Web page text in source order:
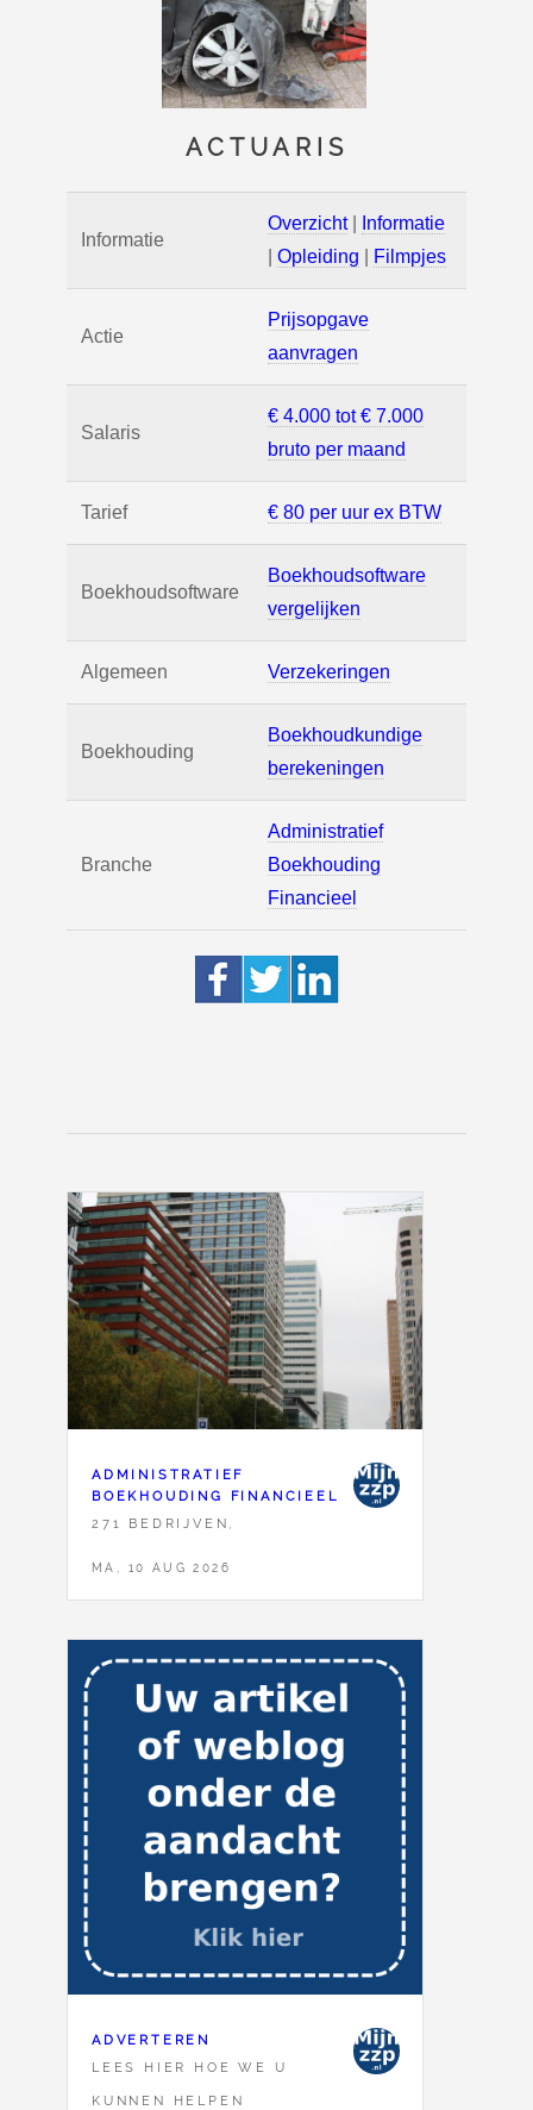
ACTUARIS
Informatie
Overzicht|
Informatie
Opleiding Filmpjes
Actie
Prijsopgave
aanvragen
Salaris
€ 4.000 tot € 7.000
bruto per maand
Tarief € 80 per uur ex BTW
Boekhoudsoftware
Boekhoudsoftware
vergelijken
Algemeen Verzekeringen
Boekhouding
Boekhoudkundige
berekeningen
Branche
Administratief
Boekhouding
Financieel
ADMINISTRATIEF
BOEKHOUDING FINANCIEEL
271 BEDRIJVEN,
MA, 10 AUG 2026
ADVERTEREN
LEES HIER HOE WE U
KUNNEN HELPEN